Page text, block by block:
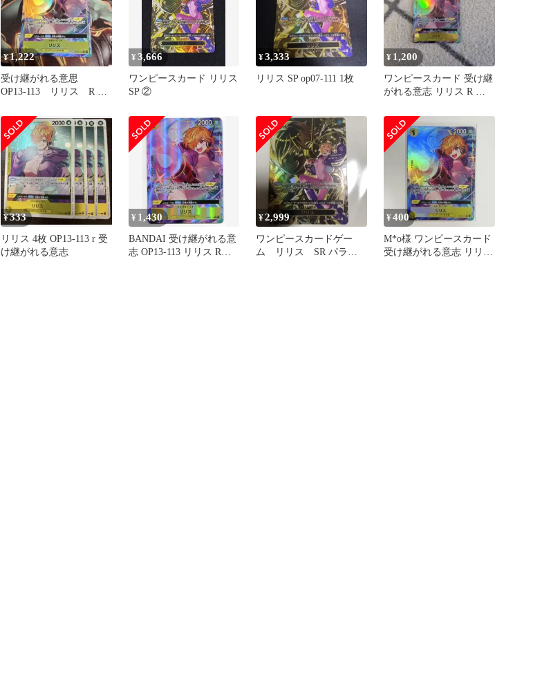
¥1,222
受け継がれる意思
OP13-113 リリス R パ
¥3,666
ワンピースカード リリス
SP ②
¥3,333
リリス SP op07-111 1枚
¥ 1,200
ワンピースカード 受け継
がれる意志 リリス R パ
¥333
リリス 4枚 OP13-113 r 受
け継がれる意志
¥ 1,430
BANDAI 受け継がれる意
志 OP13-113 リリス Rパ
¥2,999
ワンピースカードゲー
ム リリス SR パラレ
¥400
M*o様 ワンピースカード
受け継がれる意志 リリス